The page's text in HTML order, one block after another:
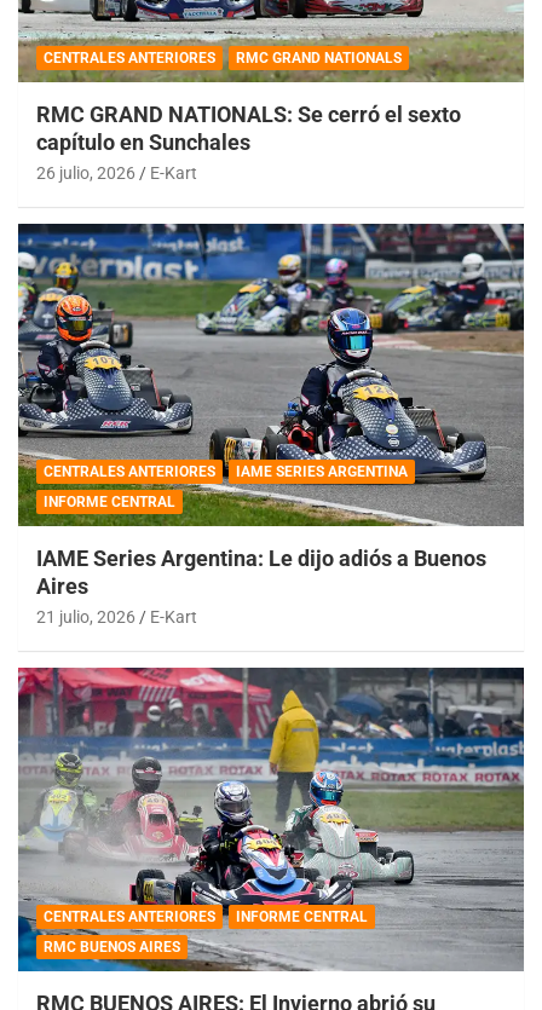
CENTRALES ANTERIORES RMC GRAND NATIONALS
RMC GRAND NATIONALS: Se cerró el sexto
capítulo en Sunchales
26 julio, 2026 E-Kart
CENTRALES ANTERIORES
IAME SERIES ARGENTINA
INFORME CENTRAL
IAME Series Argentina: Le dijo adiós a Buenos
Aires
21 julio, 2026 E-Kart
CENTRALES ANTERIORES
INFORME CENTRAL
RMC BUENOS AIRES
RMC BUENOS AIRES: El Invierno abrió su